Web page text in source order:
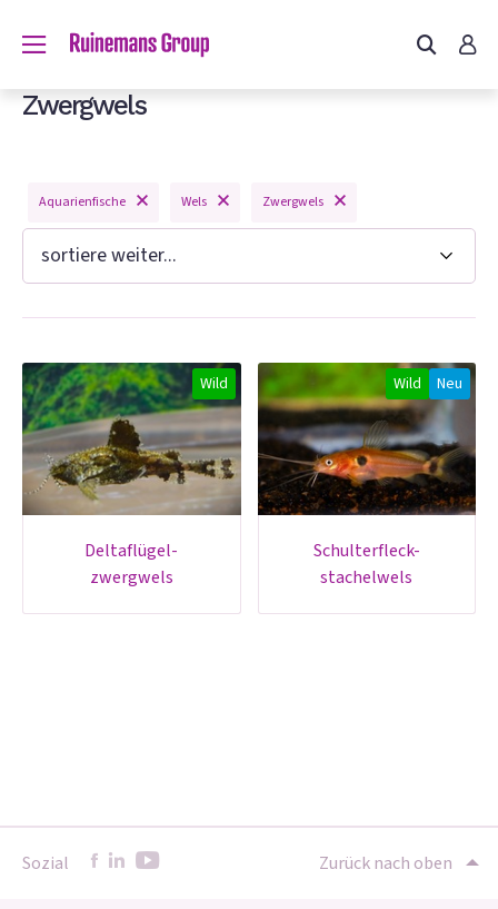
Zwergwels
Aquarienfische Wels Zwergwels
Wild
deltaflügel-
zwergwels
Wild Neu
schulterfleck-
stachelwels
Sozial Zurück nach oben